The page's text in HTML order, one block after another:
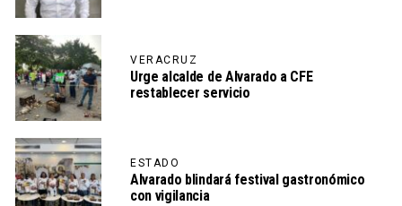
VERACRUZ
Urge alcalde de Alvarado a CFE
restablecer servicio
ESTADO
Alvarado blindará festival gastronómico
con vigilancia